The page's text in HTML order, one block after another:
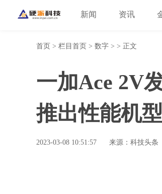
新闻 资讯
首页 > 栏目首页 > 数字 > > 正文
一加Ace 2V
推出性能机型
2023-03-08 10:51:57 来源：科技头条